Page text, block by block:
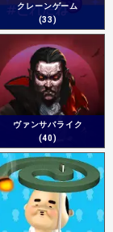
クレーンゲーム
(33)
ヴァンサバライク
(40)